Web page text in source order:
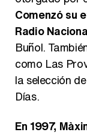
Comenzó su
Radio
Buñol.
como Las
la selección
Días.
En 1997,